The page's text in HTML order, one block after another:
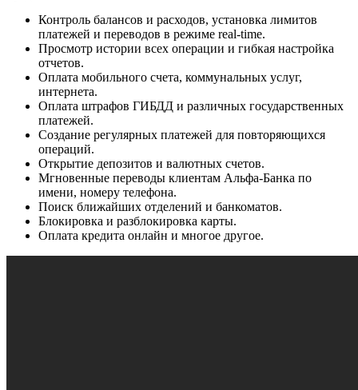
Контроль балансов и расходов, установка лимитов
платежей и переводов в режиме real-time.
Просмотр истории всех операции и гибкая настройка
отчетов.
Оплата мобильного счета, коммунальных услуг,
интернета.
Оплата штрафов ГИБДД и различных государственных
платежей.
Создание регулярных платежей для повторяющихся
операций.
Открытие депозитов и валютных счетов.
Мгновенные переводы клиентам Альфа-Банка по
имени, номеру телефона.
Поиск ближайших отделений и банкоматов.
Блокировка и разблокировка карты.
Оплата кредита онлайн и многое другое.